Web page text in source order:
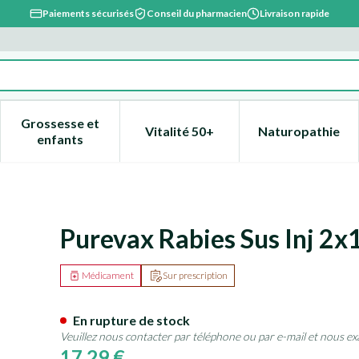
Paiements sécurisés Conseil du pharmacien Livraison rapide
Beauté, soins et hygiène
menu pour la catégorie Régime, alimentation &
Grossesse et
enfantsAfficher le sous-menu pour la catégorie
Vitalité 50+Afficher le sous-menu pour la
Naturopathie
Afficher
Purevax Rabies Sus Inj
Sur prescription
Médicament
En rupture de stock
Veuillez nous contacter par téléphone ou par e-mail et nous